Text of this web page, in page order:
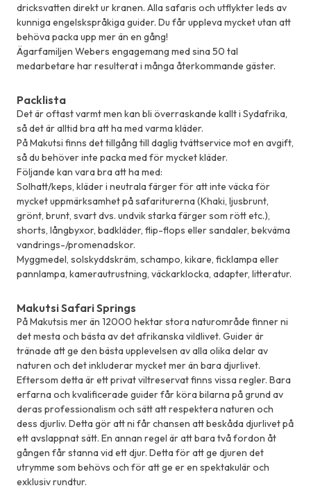
dricksvatten direkt ur kranen. Alla safaris och utflykter leds av
kunniga engelskspråkiga guider. Du får uppleva mycket utan att
behöva packa upp mer än en gång!
Ägarfamiljen Webers engagemang med sina 50 tal
medarbetare har resulterat i många återkommande gäster.
Packlista
Det är oftast varmt men kan bli överraskande kallt i Sydafrika,
så det är alltid bra att ha med varma kläder.
På Makutsi finns det tillgång till daglig tvättservice mot en avgift,
så du behöver inte packa med för mycket kläder.
Följande kan vara bra att ha med:
Solhatt/keps, kläder i neutrala färger för att inte väcka för
mycket uppmärksamhet på safariturerna (Khaki, ljusbrunt,
grönt, brunt, svart dvs. undvik starka färger som rött etc.),
shorts, långbyxor, badkläder, flip-flops eller sandaler, bekväma
vandrings-/promenadskor.
Myggmedel, solskyddskräm, schampo, kikare, ficklampa eller
pannlampa, kamerautrustning, väckarklocka, adapter, litteratur.
Makutsi Safari Springs
På Makutsis mer än 12000 hektar stora naturområde finner ni
det mesta och bästa av det afrikanska vildlivet. Guider är
tränade att ge den bästa upplevelsen av alla olika delar av
naturen och det inkluderar mycket mer än bara djurlivet.
Eftersom detta är ett privat viltreservat finns vissa regler. Bara
erfarna och kvalificerade guider får köra bilarna på grund av
deras professionalism och sätt att respektera naturen och
dess djurliv. Detta gör att ni får chansen att beskåda djurlivet på
ett avslappnat sätt. En annan regel är att bara två fordon åt
gången får stanna vid ett djur. Detta för att ge djuren det
utrymme som behövs och för att ge er en spektakulär och
exklusiv rundtur.